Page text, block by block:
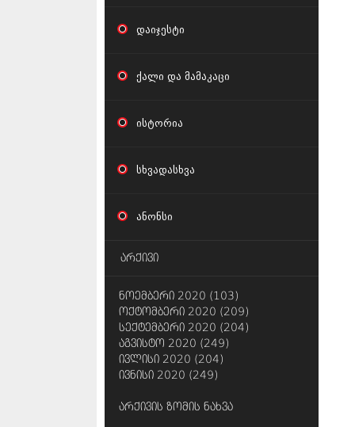
დაიჯესტი
ქალი და მამაკაცი
ისტორია
სხვადასხვა
ანონსი
არქივი
ნოემბერი 2020 (103)
ოქტომბერი 2020 (209)
სექტემბერი 2020 (204)
აგვისტო 2020 (249)
ივლისი 2020 (204)
ივნისი 2020 (249)
არქივის ზომის ნახვა